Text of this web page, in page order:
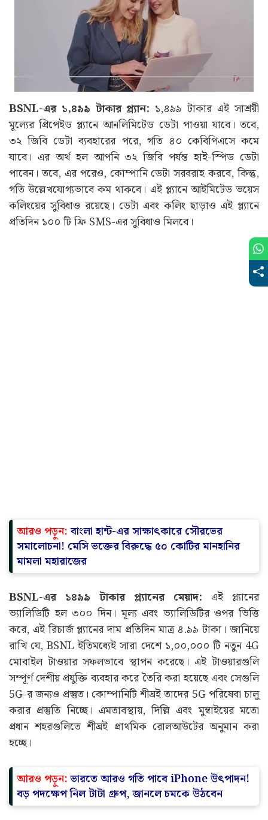
BSNL-এর ১,৪৯৯ টাকার প্ল্যান: ১,৪৯৯ টাকার এই সাশ্রয়ী
মূল্যের প্রিপেইড প্ল্যানে আনলিমিটেড ডেটা পাওয়া যাবে। তবে,
৩২ জিবি ডেটা ব্যবহারের পরে, গতি ৪০ কেবিপিএসে কমে
যাবে। এর অর্থ হল আপনি ৩২ জিবি পর্যন্ত হাই-স্পিড ডেটা
পাবেন। তবে, এর পরেও, কোম্পানি ডেটা সরবরাহ করবে, কিন্তু,
গতি উল্লেখযোগ্যভাবে কম থাকবে। এই প্ল্যানে আইমিটেড ভয়েস
কলিংয়ের সুবিধাও রয়েছে। ডেটা এবং কলিং ছাড়াও এই প্ল্যানে
প্রতিদিন ১০০ টি ফ্রি SMS-এর সুবিধাও মিলবে।
আরও পড়ুন:বাংলা হান্ট-এর সাক্ষাৎকারে সৌরভের
সমালোচনা! মেসি ভক্তের বিরুদ্ধে ৫০ কোটির মানহানির
মামলা মহারাজের
BSNL-এর ১৪৯৯ টাকার প্ল্যানের মেয়াদ: এই প্ল্যানের
ভ্যালিডিটি হল ৩০০ দিন। মূল্য এবং ভ্যালিডিটির ওপর ভিত্তি
করে, এই রিচার্জ প্ল্যানের দাম প্রতিদিন মাত্র ৪.৯৯ টাকা। জানিয়ে
রাখি যে, BSNL ইতিমধ্যেই সারা দেশে ১,০০,০০০ টি নতুন 4G
মোবাইল টাওয়ার সফলভাবে স্থাপন করেছে। এই টাওয়ারগুলি
সম্পূর্ণ দেশীয় প্রযুক্তি ব্যবহার করে তৈরি করা হয়েছে এবং সেগুলি
5G-র জন্যও প্রস্তুত। কোম্পানিটি শীঘ্রই তাদের 5G পরিষেবা চালু
করার প্রস্তুতি নিচ্ছে। এমতাবস্থায়, দিল্লি এবং মুম্বাইয়ের মতো
প্রধান শহরগুলিতে শীঘ্রই প্রাথমিক রোলআউটের অনুমান করা
হচ্ছে।
আরও পড়ুন:ভারতে আরও গতি পাবে iPhone উৎপাদন!
বড় পদক্ষেপ নিল টাটা গ্রুপ, জানলে চমকে উঠবেন